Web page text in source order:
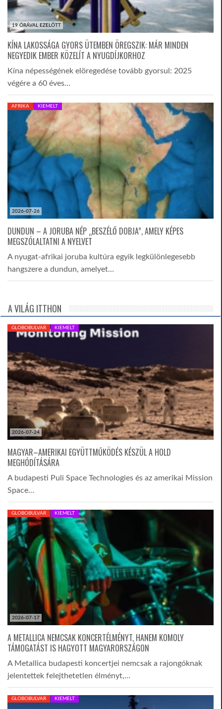
19 ÓRÁVAL EZELŐTT
KÍNA LAKOSSÁGA GYORS ÜTEMBEN ÖREGSZIK: MÁR MINDEN
NEGYEDIK EMBER KÖZELÍT A NYUGDÍJKORHOZ
Kína népességének elöregedése tovább gyorsul: 2025
végére a 60 éves…
2026-07-26
AFRIKA KIEMELT
DUNDUN – A JORUBA NÉP „BESZÉLŐ DOBJA”, AMELY KÉPES
MEGSZÓLALTATNI A NYELVET
A nyugat-afrikai joruba kultúra egyik legkülönlegesebb
hangszere a dundun, amelyet…
A VILÁG ITTHON
2026-07-24
GLOBOBULVAR KIEMELT
MAGYAR–AMERIKAI EGYÜTTMŰKÖDÉS KÉSZÜL A HOLD
MEGHÓDÍTÁSÁRA
A budapesti Puli Space Technologies és az amerikai Mission
Space…
2026-07-17
GLOBOBULVAR KIEMELT
A METALLICA NEMCSAK KONCERTÉLMÉNYT, HANEM KOMOLY
TÁMOGATÁST IS HAGYOTT MAGYARORSZÁGON
A Metallica budapesti koncertjei nemcsak a rajongóknak
jelentettek felejthetetlen élményt,…
GLOBOBULVAR KIEMELT